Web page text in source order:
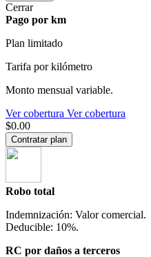
Cerrar
Pago por km
Plan limitado
Tarifa por kilómetro
Monto mensual variable.
Ver cobertura Ver cobertura
$0.00
Contratar plan
Robo total
Indemnización: Valor comercial.
Deducible: 10%.
RC por daños a terceros